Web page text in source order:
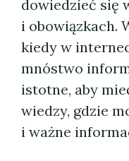
dowiedzieć się
i obowiązkach.
kiedy w
mnóstwo
istotne, aby
wiedzy, gdzie
i ważne